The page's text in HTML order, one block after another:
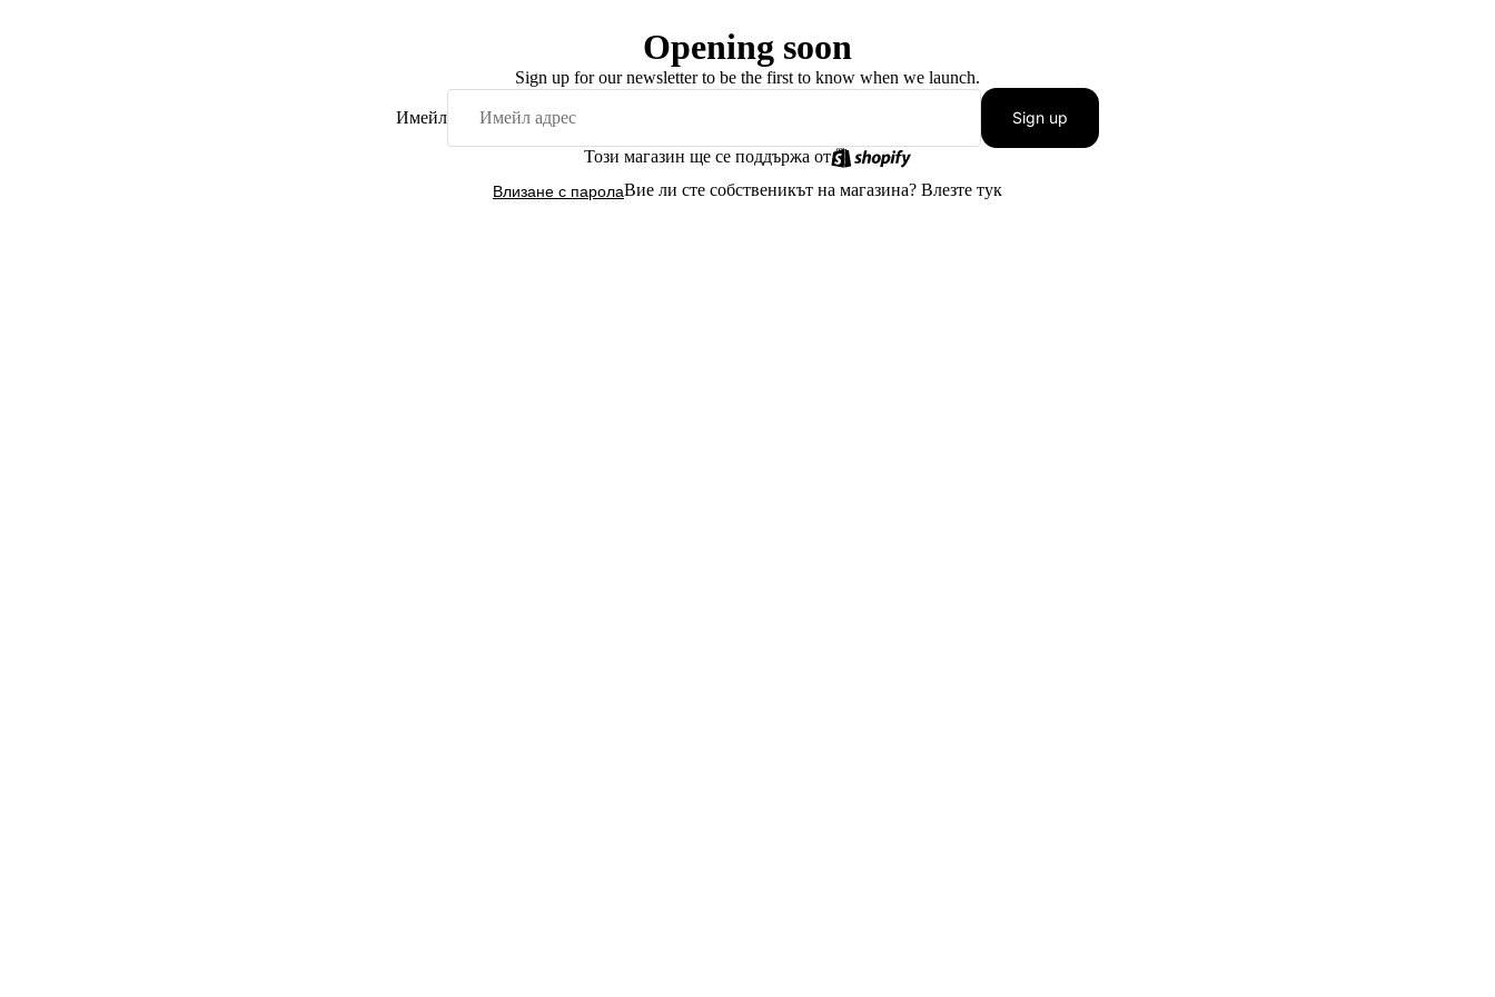
Opening soon
Sign up for our newsletter to be the first to know when we launch.
Имейл Sign up
Този магазин ще се поддържа от
Влизане с паролаВие ли сте собственикът на магазина? Влезте тук